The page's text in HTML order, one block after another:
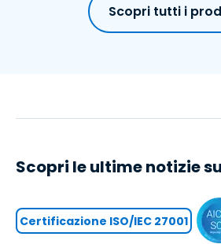
Scopri tutti i
Scopri le ultime notizie
Certificazione ISO/IEC 27001